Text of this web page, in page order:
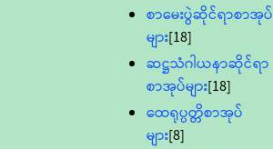
စာမေးပွဲဆိုင်ရာစာအုပ်
များ[18]
ဆဋ္ဌသံဂါယနာဆိုင်ရာ
စာအုပ်များ[18]
ထေရုပ္ပတ္တိစာအုပ်
များ[8]